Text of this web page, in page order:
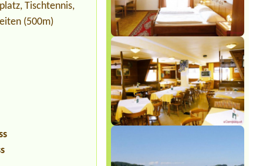
Tischtennis,
(500m)